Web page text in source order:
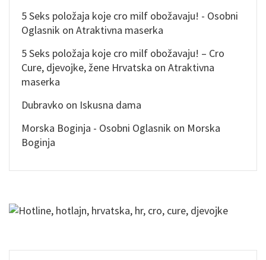
5 Seks položaja koje cro milf obožavaju! - Osobni
Oglasnik on Atraktivna maserka
5 Seks položaja koje cro milf obožavaju! – Cro
Cure, djevojke, žene Hrvatska on Atraktivna
maserka
Dubravko on Iskusna dama
Morska Boginja - Osobni Oglasnik on Morska
Boginja